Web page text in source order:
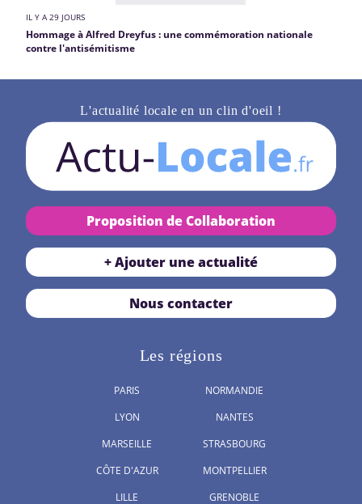
IL Y A 29 JOURS
Hommage à Alfred Dreyfus : une commémoration nationale
contre l'antisémitisme
L'actualité locale en un clin d'oeil !
Proposition de Collaboration
+ Ajouter une actualité
Nous contacter
Les régions
PARIS
LYON
MARSEILLE
CÔTE D'AZUR
LILLE
NORMANDIE
NANTES
STRASBOURG
MONTPELLIER
GRENOBLE